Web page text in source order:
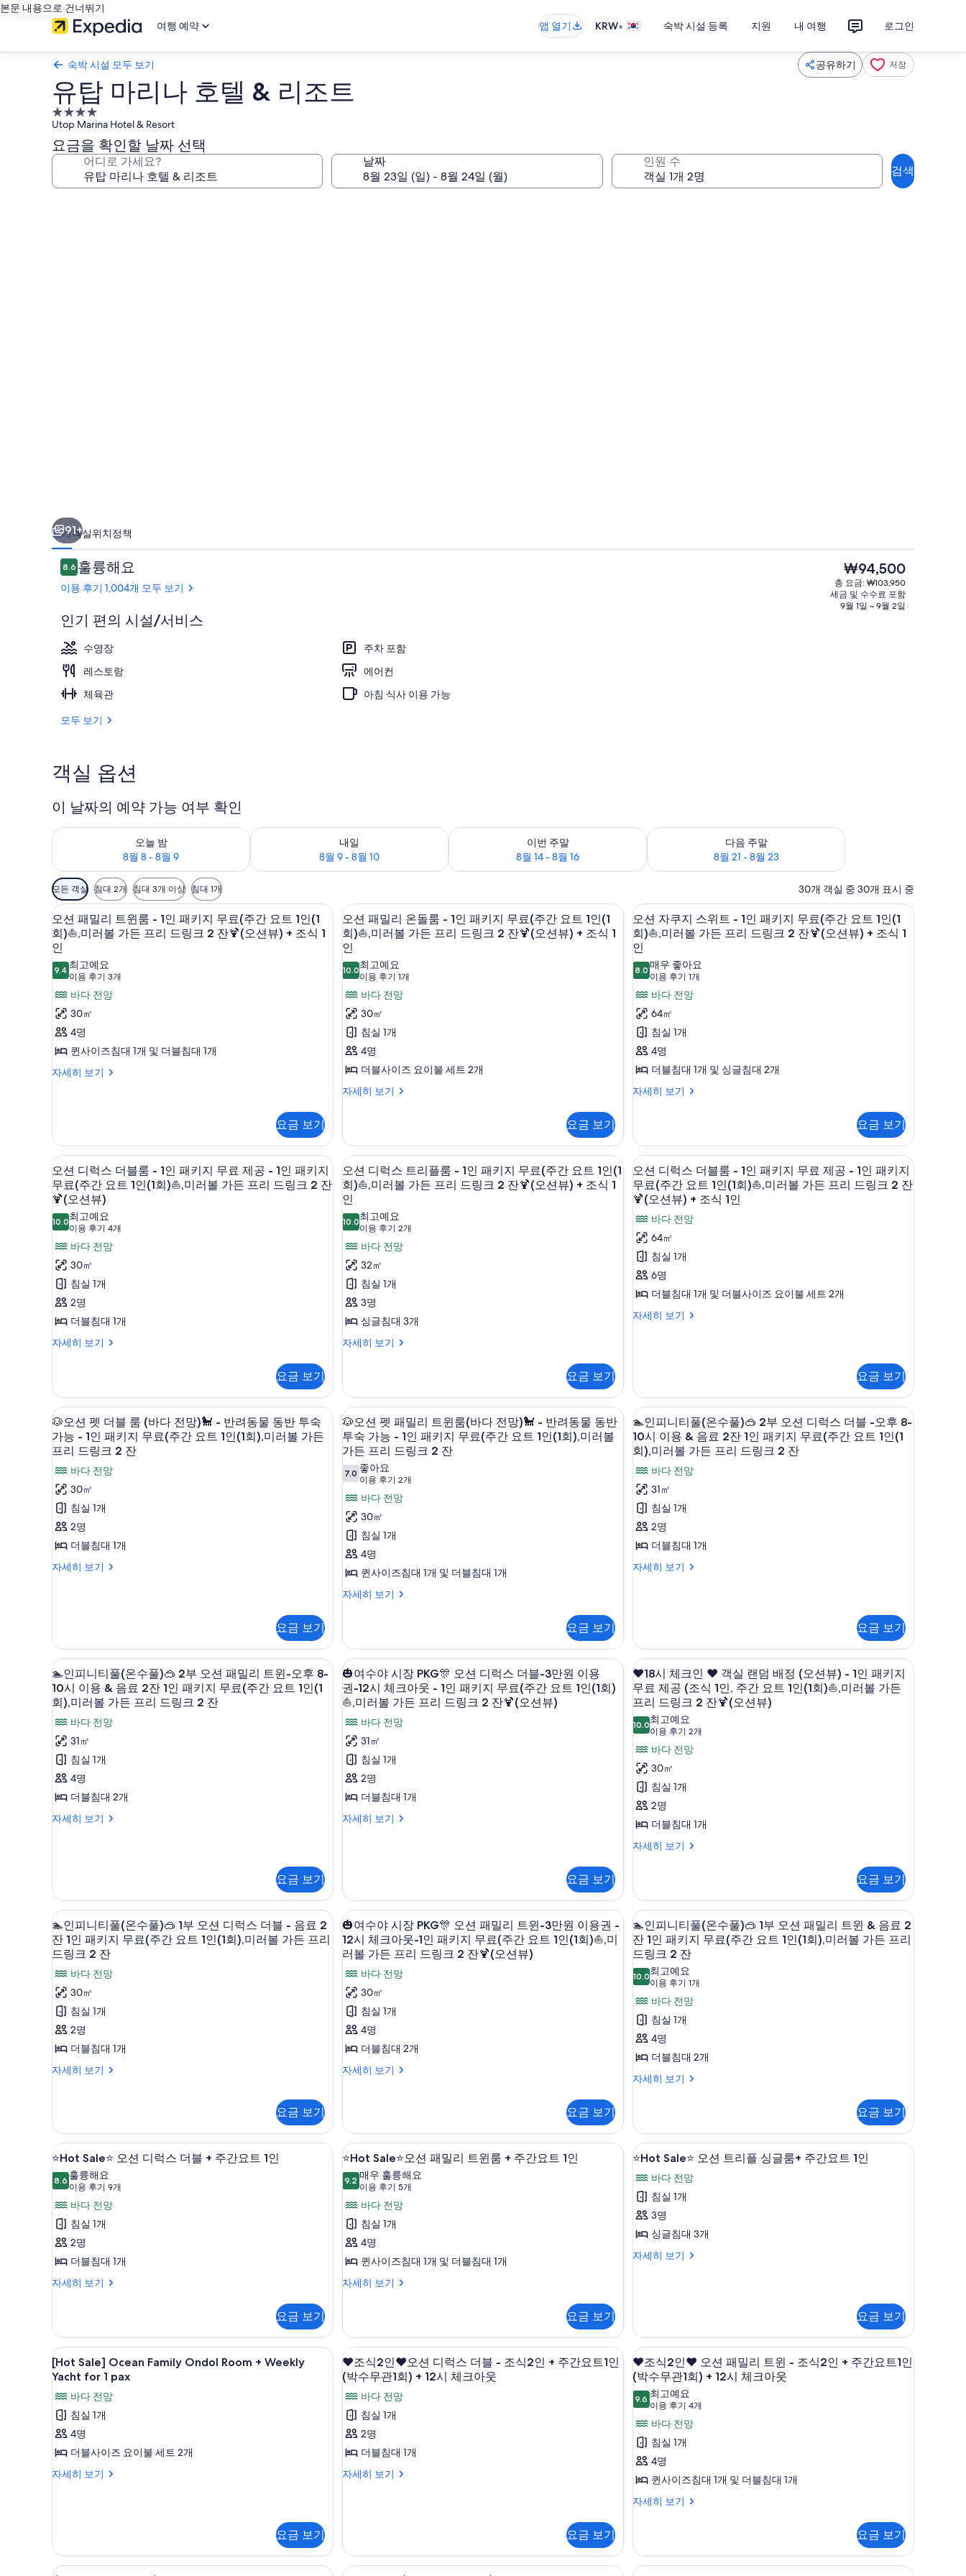
본문 내용으로 건너뛰기
여행 예약
앱 열기 KRW• 숙박 시설 등록 지원 내 여행 로그인
숙박 시설 모두 보기 공유하기 저장
유탑 마리나 호텔 & 리조트
4.0
성
급
숙
시
Utop Marina Hotel & Resort
요금을 확인할 날짜 선택
어디로 가세요? 날짜 인원 수
검색
갤
러
리
로얄 풀빌라 (풀장 사용시 100,000원 발생) - 1인 패키지 무료(주간 요트 1인(1회)⛵,미러볼 가든 프리 드링크 2 잔🍹(오션뷰) | 고급 침구, 객실 내 금고, 책상, 암막 커튼
레스토랑
91+
소개객실위치정책
이
용
후
8.610점 만점 중 8.6점.
훌륭해요
이용 후기 1,004개 모두 보기
인기 편의 시설/서비스
수영장
주차 포함
레스토랑
에어컨
체육관
아침 식사 이용 가능
모두 보기
현
재
가
격
₩94,500
총 요금: ₩103,950
세금 및 수수료 포함
9월 1일 ~ 9월 2일
객실 옵션
이 날짜의 예약 가능 여부 확인
오늘 밤
8월 8 - 8월 9
오늘 밤 예약 가능 여부 확인, 8월 8 - 8월 9
내일
8월 9 - 8월 10
내일 예약 가능 여부 확인, 8월 9 - 8월 10
이번 주말
8월 14 - 8월 16
이번 주말 예약 가능 여부 확인, 8월 14 - 8월 16
다음 주말
8월 21 - 8월 23
다음 주말 예약 가능 여부 확인, 8월 21 - 8월 23
객
실
에
사
용
가
능
한
필
터
모든 객실 침대 2개 침대 3개 이상 침대 1개 30개 객실 중 30개 표시 중
오
션
패
밀
트
윈
룸
-
1
지
무
료
(주
간
요
트
인
(1
러
볼
가
든
프
리
드
링
크
2
션
뷰)
+
조
식
1
인
사
진
모
두
고급 침구, 객실 내 금고, 책상, 암막 커튼
4
오션 패밀리 트윈룸 - 1인 패키지 무료(주간 요트 1인(1
회)⛵,미러볼 가든 프리 드링크 2 잔🍹(오션뷰) + 조식 1
인
9.49.4점 만점 중 10점
최고예요
이용 후기 3개
(이
용
후
기
3
개)
바다 전망
30㎡
4명
퀸사이즈침대 1개 및 더블침대 1개
자세히 보기
오
트
윈
룸
-
1
인
패
키
지
무
료
(주
간
요
트
인
미
러
볼
가
든
프
리
드
링
크
2
🍹
(오
션
1
자
세
히
보
기
요금 보기
오
션
패
밀
온
돌
룸
-
1
인
지
무
료
(주
간
요
트
인
(1
러
볼
가
든
프
리
드
링
크
2
🍹
션
뷰)
+
조
식
1
인
사
진
모
두
고급 침구, 객실 내 금고, 책상, 암막 커튼
3
오션 패밀리 온돌룸 - 1인 패키지 무료(주간 요트 1인(1
회)⛵,미러볼 가든 프리 드링크 2 잔🍹(오션뷰) + 조식 1
인
10.010.0점 만점 중 10점
최고예요
이용 후기 1개
(이
용
후
기
개)
바다 전망
30㎡
침실 1개
4명
더블사이즈 요이불 세트 2개
자세히 보기
오
리
온
돌
룸
-
1
인
패
키
지
무
료
(주
간
요
트
1
회)
⛵,
미
러
볼
가
든
프
리
드
링
크
2
잔
🍹
션
식
인
자
세
보
기
요금 보기
오
션
자
쿠
스
위
트
-
1
인
지
무
료
(주
간
요
트
1
인
(1
러
볼
가
든
프
리
드
링
크
2
션
뷰)
+
조
식
1
인
사
진
모
두
보
오션 자쿠지 스위트 - 1인 패키지 무료(주간 요
6
오션 자쿠지 스위트 - 1인 패키지 무료(주간 요트 1인(1
회)⛵,미러볼 가든 프리 드링크 2 잔🍹(오션뷰) + 조식 1
인
8.08.0점 만점 중 10점
매우 좋아요
이용 후기 1개
(이
용
후
기
개)
바다 전망
64㎡
침실 1개
4명
더블침대 1개 및 싱글침대 2개
자세히 보기
오
지
스
위
트
-
인
패
키
지
무
(주
간
요
회)
⛵,
미
러
볼
가
든
프
리
드
링
크
2
🍹
식
인
자
세
히
보
기
요금 보기
오
션
디
럭
더
블
룸
-
1
인
지
무
료
제
공
-
인
패
키
(주
간
요
트
인
(1
회)
⛵,
미
든
프
리
드
링
크
2
잔
🍹
(오
션
진
모
두
보
기
고급 침구, 객실 내 금고, 책상, 암막 커튼
3
오션 디럭스 더블룸 - 1인 패키지 무료 제공 - 1인 패키지
무료(주간 요트 1인(1회)⛵,미러볼 가든 프리 드링크 2 잔
🍹(오션뷰)
10.010.0점 만점 중 10점
최고예요
이용 후기 4개
(이
용
후
기
4
개)
바다 전망
30㎡
침실 1개
2명
더블침대 1개
자세히 보기
오
스
더
블
룸
-
1
인
패
키
지
무
제
공
-
지
무
료
(주
간
요
트
인
(1
회)
⛵,
미
볼
링
크
2
잔
🍹
(오
션
뷰)
자
세
히
기
요금 보기
오
션
디
럭
트
리
플
룸
-
1
키
지
무
료
(주
간
요
트
인
(1
회)
미
러
볼
가
든
프
리
드
링
크
(오
션
뷰)
+
조
식
1
인
사
진
모
기
고급 침구, 객실 내 금고, 책상, 암막 커튼
4
오션 디럭스 트리플룸 - 1인 패키지 무료(주간 요트 1인(1
회)⛵,미러볼 가든 프리 드링크 2 잔🍹(오션뷰) + 조식 1
인
10.010.0점 만점 중 10점
최고예요
이용 후기 2개
(이
용
후
기
2
개)
바다 전망
32㎡
침실 1개
3명
싱글침대 3개
자세히 보기
오
스
트
리
플
룸
-
인
패
키
지
무
료
(주
간
요
트
(1
회)
⛵,
미
러
볼
가
든
프
리
드
링
크
잔
조
식
1
인
자
세
히
보
기
요금 보기
오
션
디
럭
스
더
블
룸
-
지
무
료
제
공
-
인
패
키
(주
간
요
트
1
인
(1
회)
⛵,
미
러
볼
든
프
리
드
링
크
2
잔
🍹
(오
션
조
식
1
인
사
진
모
두
9
오션 디럭스 더블룸 - 1인 패키지 무료 제공 - 1인 패키지
무료(주간 요트 1인(1회)⛵,미러볼 가든 프리 드링크 2 잔
🍹(오션뷰) + 조식 1인
바다 전망
64㎡
침실 1개
6명
더블침대 1개 및 더블사이즈 요이불 세트 2개
자세히 보기
오
블
룸
-
1
인
패
키
지
무
료
제
공
-
인
료
(주
간
요
트
1
인
(1
⛵,
미
러
볼
가
든
프
리
2
잔
🍹
(오
션
뷰)
+
조
식
인
자
세
히
보
요금 보기
🐶
오
션
펫
더
블
룸
(바
다
반
려
동
물
동
반
투
숙
가
능
패
키
지
무
(주
간
요
트
1
인
미
러
볼
가
든
프
리
드
링
잔
사
진
두
보
기
고급 침구, 객실 내 금고, 책상, 암막 커튼
8
🐶오션 펫 더블 룸 (바다 전망)🐩 - 반려동물 동반 투숙
가능 - 1인 패키지 무료(주간 요트 1인(1회),미러볼 가든
프리 드링크 2 잔
바다 전망
30㎡
침실 1개
2명
더블침대 1개
자세히 보기
🐶
룸
(바
다
전
망)
🐩
-
반
려
동
물
동
반
투
숙
인
패
키
지
무
료
(주
간
요
트
인
(1
미
든
프
리
드
링
크
2
잔
자
세
보
기
요금 보기
🐶
오
션
펫
패
밀
리
트
윈
룸
(바
전
망)
🐩
-
반
려
동
물
동
반
투
-
인
패
키
지
무
료
(주
간
요
인
(1
회),
미
러
볼
가
든
프
링
크
2
잔
사
진
모
보
고급 침구, 객실 내 금고, 책상, 암막 커튼
10
🐶오션 펫 패밀리 트윈룸(바다 전망)🐩 - 반려동물 동반
투숙 가능 - 1인 패키지 무료(주간 요트 1인(1회),미러볼
가든 프리 드링크 2 잔
7.07.0점 만점 중 10점
좋아요
이용 후기 2개
(이
용
후
기
2
개)
바다 전망
30㎡
침실 1개
4명
퀸사이즈침대 1개 및 더블침대 1개
자세히 보기
🐶
패
밀
리
트
윈
룸
(바
다
전
망)
🐩
반
려
동
숙
가
능
-
1
인
패
키
지
무
료
(주
간
트
회),
미
러
볼
가
든
프
드
링
2
잔
자
보
요금 보기
🏊
인
피
니
티
풀
(온
수
풀)
오
션
디
럭
스
더
블
-
오
후
8-
10
용
&
음
료
2
잔
1
인
패
키
지
(주
간
트
인
(1
회),
가
든
프
리
드
링
크
2
잔
사
두
보
고급 침구, 객실 내 금고, 책상, 암막 커튼
4
🏊인피니티풀(온수풀)🥽 2부 오션 디럭스 더블 -오후 8-
10시 이용 & 음료 2잔 1인 패키지 무료(주간 요트 1인(1
회),미러볼 가든 프리 드링크 2 잔
바다 전망
31㎡
침실 1개
2명
더블침대 1개
자세히 보기
🏊
(온
수
풀)
🥽
2
부
오
션
디
럭
스
더
블
-
오
8-
이
용
&
음
료
2
잔
1
패
키
지
무
료
간
1
인
(1
회),
미
볼
가
프
리
드
자
히
보
기
요금 보기
🏊
인
피
니
티
풀
(온
수
풀)
오
션
패
밀
트
윈-
오
후
8-
10
용
&
음
료
2
잔
인
키
무
료
(주
간
요
트
1
인
(1
볼
가
고급 침구, 객실 내 금고, 책상, 암막 커튼
5
🏊인피니티풀(온수풀)🥽 2부 오션 패밀리 트윈-오후 8-
10시 이용 & 음료 2잔 1인 패키지 무료(주간 요트 1인(1
회),미러볼 가든 프리 드링크 2 잔
바다 전망
31㎡
침실 1개
4명
더블침대 2개
자세히 보기
🏊
(온
수
풀)
🥽
2
부
오
션
패
밀
리
트
윈-
오
후
이
용
&
료
2
잔
인
패
키
무
요
트
1
인
회),
미
러
볼
가
프
잔
자
요금 보기
🎃
여
수
야
시
장
PKG
🎊
션
더
블-3
만
원
이
용
권-12
시
체
크
-
인
패
키
지
무
료
간
트
인
(1
회)
⛵,
미
볼
리
4
🎃여수야 시장 PKG🎊 오션 디럭스 더블-3만원 이용
권-12시 체크아웃 - 1인 패키지 무료(주간 요트 1인(1회)
⛵,미러볼 가든 프리 드링크 2 잔🍹(오션뷰)
바다 전망
31㎡
침실 1개
2명
더블침대 1개
자세히 보기
🎃
PKG
🎊
오
션
디
럭
스
더
블-3
만
원
이
용
권-12
시
웃
1
패
키
지
무
료
(주
간
트
회)
⛵,
미
러
볼
가
든
프
리
드
크
뷰)
자
요금 보기
❤️
18
시
체
크
인
❤️
객
실
랜
덤
(오
션
뷰)
-
1
패
키
지
무
료
공
(조
식
1
인,
주
간
요
회)
⛵,
미
러
볼
가
든
프
리
크
고급 침구, 객실 내 금고, 책상, 암막 커튼
7
❤️18시 체크인 ❤️ 객실 랜덤 배정 (오션뷰) - 1인 패키지
무료 제공 (조식 1인, 주간 요트 1인(1회)⛵,미러볼 가든
프리 드링크 2 잔🍹(오션뷰)
10.010.0점 만점 중 10점
최고예요
이용 후기 2개
(이
용
후
기
2
개)
바다 전망
30㎡
침실 1개
2명
더블침대 1개
자세히 보기
❤️
크
인
❤️
객
실
랜
덤
배
정
(오
션
뷰)
-
인
무
료
제
(조
식
인,
주
요
⛵,
미
러
볼
가
든
리
드
링
크
2
🍹
자
세
요금 보기
🏊
인
피
니
티
풀
(온
수
풀)
부
오
션
디
럭
스
더
블
음
2
잔
1
인
패
키
지
무
료
트
고급 침구, 객실 내 금고, 책상, 암막 커튼
4
🏊인피니티풀(온수풀)🥽 1부 오션 디럭스 더블 - 음료 2
잔 1인 패키지 무료(주간 요트 1인(1회),미러볼 가든 프리
드링크 2 잔
바다 전망
30㎡
침실 1개
2명
더블침대 1개
자세히 보기
🏊
풀
(온
수
풀)
🥽
부
오
션
디
럭
스
더
음
료
2
잔
1
인
키
지
료
(주
간
(1
회),
요금 보기
🎃
여
수
야
시
장
PKG
🎊
션
리
트
윈-3
만
원
이
용
권
-
체
크
아
웃-1
인
패
키
지
요
5
🎃여수야 시장 PKG🎊 오션 패밀리 트윈-3만원 이용권 -
12시 체크아웃-1인 패키지 무료(주간 요트 1인(1회)⛵,미
러볼 가든 프리 드링크 2 잔🍹(오션뷰)
바다 전망
30㎡
침실 1개
4명
더블침대 2개
자세히 보기
🎃
장
PKG
🎊
오
션
패
밀
리
트
윈-3
만
원
이
-
12
시
체
크
아
인
패
지
무
료
1
요금 보기
🏊
인
피
니
티
풀
(온
수
풀)
부
오
션
패
밀
리
트
윈
2
잔
1
인
패
키
지
무
료
간
트
고급 침구, 객실 내 금고, 책상, 암막 커튼
5
🏊인피니티풀(온수풀)🥽 1부 오션 패밀리 트윈 & 음료 2
잔 1인 패키지 무료(주간 요트 1인(1회),미러볼 가든 프리
드링크 2 잔
10.010.0점 만점 중 10점
최고예요
이용 후기 1개
(이
용
후
기
개)
바다 전망
침실 1개
4명
더블침대 2개
자세히 보기
🏊
티
풀
(온
풀)
🥽
부
오
패
음
료
2
잔
1
인
키
지
무
료
(주
요
(1
회),
요금 보기
⭐Hot
Sale⭐
션
디
럭
더
+
주
간
요
트
인
사
진
기
고급 침구, 객실 내 금고, 책상, 암막 커튼
2
⭐Hot Sale⭐ 오션 디럭스 더블 + 주간요트 1인
8.68.6점 만점 중 10점
훌륭해요
이용 후기 9개
(이
용
후
기
9
개)
바다 전망
침실 1개
2명
더블침대 1개
자세히 보기
⭐Hot
디
럭
스
더
+
주
간
요
트
인
요금 보기
⭐Hot
Sale⭐
션
패
밀
트
룸
+
주
간
요
트
1
인
사
보
기
고급 침구, 객실 내 금고, 책상, 암막 커튼
2
⭐Hot Sale⭐오션 패밀리 트윈룸 + 주간요트 1인
9.29.2점 만점 중 10점
매우 훌륭해요
이용 후기 5개
(이
용
후
기
5
개)
바다 전망
침실 1개
4명
퀸사이즈침대 1개 및 더블침대 1개
자세히 보기
⭐Hot
패
밀
리
트
윈
룸
+
주
간
요
1
기
요금 보기
⭐Hot
Sale⭐
오
션
트
리
룸
+
주
간
요
트
인
사
모
보
기
고급 침구, 객실 내 금고, 책상, 암막 커튼
2
⭐Hot Sale⭐ 오션 트리플 싱글룸+ 주간요트 1인
바다 전망
침실 1개
3명
싱글침대 3개
자세히 보기
⭐Hot
플
싱
글
룸
+
주
간
요
트
인
자
세
히
요금 보기
[Hot
Sale]
Family
Ondol
Room
+
Weekly
사
진
고급 침구, 객실 내 금고, 책상, 암막 커튼
2
[Hot Sale] Ocean Family Ondol Room + Weekly
Yacht for 1 pax
바다 전망
침실 1개
4명
더블사이즈 요이불 세트 2개
자세히 보기
[Hot
+
Weekly
요금 보기
❤️
조
식
2
인
❤️
오
션
더
블
고급 침구, 객실 내 금고, 책상, 암막 커튼
2
❤️조식2인❤️오션 디럭스 더블 - 조식2인 + 주간요트1인
(박수무관1회) + 12시 체크아웃
바다 전망
침실 1개
2명
더블침대 1개
자세히 보기
❤️
오
션
요금 보기
❤️
조
식
2
인
❤️
오
션
패
트
윈
고급 침구, 객실 내 금고, 책상, 암막 커튼
2
❤️조식2인❤️ 오션 패밀리 트윈 - 조식2인 + 주간요트1인
(박수무관1회) + 12시 체크아웃
9.69.6점 만점 중 10점
최고예요
이용 후기 4개
(이
용
후
기
4
개)
바다 전망
침실 1개
4명
퀸사이즈침대 1개 및 더블침대 1개
자세히 보기
❤️
인
❤️
요금 보기
⏰ 고급 침구, 객실 내 금고, 책상, 암막 커튼[Hot 고급 침구, 객실 내 금고, 책상, 암막 커튼 고급 침구, 객실 내 금고, 책상, 암막 커튼